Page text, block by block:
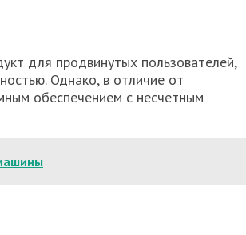
для продвинутых пользователей,
Однако, в отличие от
обеспечением с несчетным